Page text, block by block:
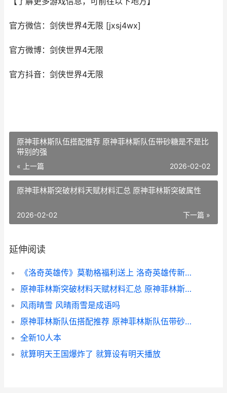
官方微信：剑侠世界4无限 [jxsj4wx]
官方微博：剑侠世界4无限
官方抖音：剑侠世界4无限
原神菲林斯队伍搭配推荐 原神菲林斯队伍带砂糖是不是比
带别的强
« 上一篇 2026-02-02
原神菲林斯突破材料天赋材料汇总 原神菲林斯突破属性
下一篇 »
2026-02-02
延伸阅读
《洛奇英雄传》莫勒格福利送上 洛奇英雄传新角色
原神菲林斯突破材料天赋材料汇总 原神菲林斯突破属性
风雨晴雪 风晴雨雪是成语吗
原神菲林斯队伍搭配推荐 原神菲林斯队伍带砂糖是不是比带别的强
全新10人本
就算明天王国爆炸了 就算设有明天播放